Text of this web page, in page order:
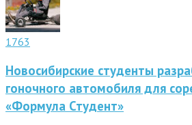
1763
Новосибирские студенты
гоночного автомобиля для
«Формула Студент»